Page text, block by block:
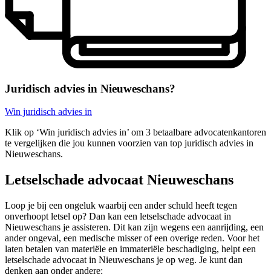
Juridisch advies in Nieuweschans?
Win juridisch advies in
Klik op ‘Win juridisch advies in’ om 3 betaalbare advocatenkantoren
te vergelijken die jou kunnen voorzien van top juridisch advies in
Nieuweschans.
Letselschade advocaat Nieuweschans
Loop je bij een ongeluk waarbij een ander schuld heeft tegen
onverhoopt letsel op? Dan kan een letselschade advocaat in
Nieuweschans je assisteren. Dit kan zijn wegens een aanrijding, een
ander ongeval, een medische misser of een overige reden. Voor het
laten betalen van materiële en immateriële beschadiging, helpt een
letselschade advocaat in Nieuweschans je op weg. Je kunt dan
denken aan onder andere: